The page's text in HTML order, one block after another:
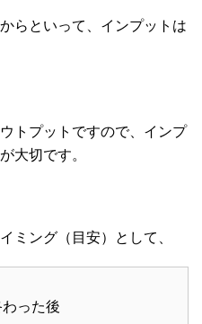
らといって、インプットは
トプットですので、インプ
大切です。
ミング（目安）として、
った後